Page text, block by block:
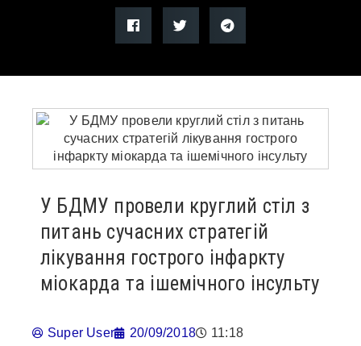
У БДМУ провели круглий стіл з
питань сучасних стратегій
лікування гострого інфаркту
міокарда та ішемічного інсульту
Super User 20/09/2018 11:18